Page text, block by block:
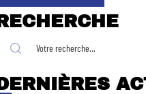
RECHERCHE
DERNIÈRES